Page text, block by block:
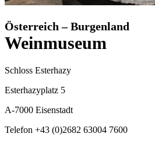
Österreich – Burgenland
Weinmuseum
Schloss Esterhazy
Esterhazyplatz 5
A-7000 Eisenstadt
Telefon +43 (0)2682 63004 7600